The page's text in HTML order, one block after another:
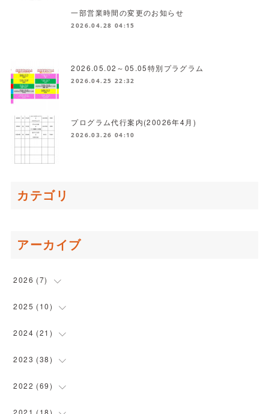
一部営業時間の変更のお知らせ
2026.04.28 04:15
2026.05.02～05.05特別プラグラム
2026.04.25 22:32
プログラム代行案内(20026年4月)
2026.03.26 04:10
カテゴリ
アーカイブ
2026 (7)
(1)
(1 )
(2)
(2 )
2025 (10)
(1 )
(2)
(1)
( 1 )
2024 (21 )
(2)
(3)
(2)
2023 (38)
(1)
(3)
2022 (69)
(4)
2021 (18)